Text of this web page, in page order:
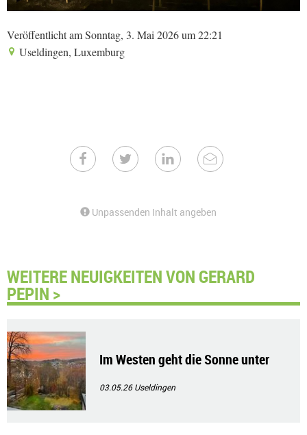
Veröffentlicht am Sonntag, 3. Mai 2026 um 22:21
Useldingen, Luxemburg
Unpassenden Inhalt angeben
WEITERE NEUIGKEITEN VON GERARD
PEPIN >
Im Westen geht die Sonne unter
03.05.26Useldingen